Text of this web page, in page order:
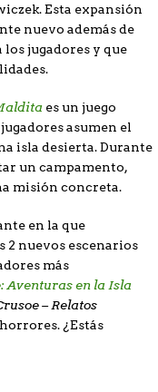
Esta expansión
nuevo además de
jugadores y que
es un juego
asumen el
isla desierta. Durante
un campamento,
misión concreta.
en la que
2 nuevos escenarios
más
Aventuras en la Isla
– Relatos
¿Estás